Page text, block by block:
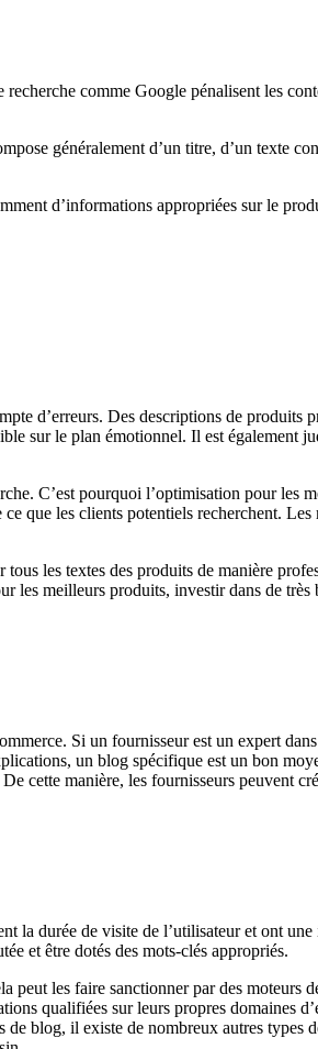
comme Google pénalisent les
généralement d’un titre, d’un texte
d’informations appropriées sur le
d’erreurs. Des descriptions de produits
sur le plan émotionnel. Il est également
C’est pourquoi l’optimisation pour les
que les clients potentiels recherchent.
les textes des produits de manière
meilleurs produits, investir dans de
Si un fournisseur est un expert
un blog spécifique est un bon
cette manière, les fournisseurs peuvent
la durée de visite de l’utilisateur et ont
et être dotés des mots-clés appropriés.
les faire sanctionner par des
qualifiées sur leurs propres domaines
blog, il existe de nombreux autres types